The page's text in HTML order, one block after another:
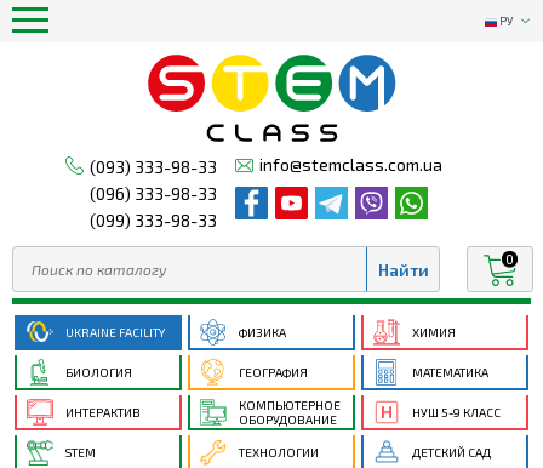
РУ
(093) 333-98-33
(096) 333-98-33
(099) 333-98-33
info@stemclass.com.ua
0
UKRAINE FACILITY ФИЗИКА ХИМИЯ
БИОЛОГИЯ ГЕОГРАФИЯ МАТЕМАТИКА
ИНТЕРАКТИВ
КОМПЬЮТЕРНОЕ
ОБОРУДОВАНИЕ
НУШ 5-9 КЛАСС
STEM ТЕХНОЛОГИИ ДЕТСКИЙ САД